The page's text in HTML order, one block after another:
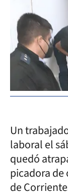
Un
laboral el
quedó
picadora de
de